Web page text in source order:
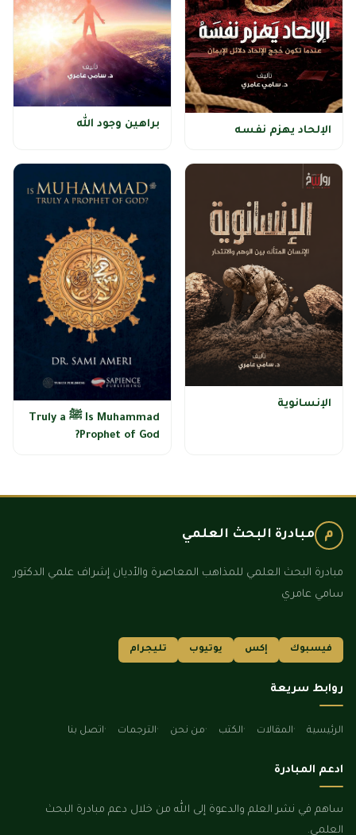
الإلحاد يهزم نفسه
براهين وجود الله
الإنسانوية
Is Muhammad ﷺ Truly a
Prophet of God?
م مبادرة البحث العلمي
مبادرة البحث العلمي للمذاهب المعاصرة والأديان إشراف علمي الدكتور
سامي عامري
فيسبوك إكس يوتيوب تليجرام
روابط سريعة
الرئيسية المقالات الكتب من نحن الترجمات اتصل بنا
ادعم المبادرة
ساهم في نشر العلم والدعوة إلى الله من خلال دعم مبادرة البحث
العلمي.